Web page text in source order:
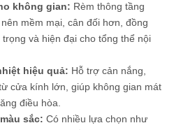
không gian: Rèm thông tầng
mềm mại, cân đối hơn, đồng
và hiện đại cho tổng thể nội
hiệu quả: Hỗ trợ cản nắng,
cửa kính lớn, giúp không gian mát
điều hòa.
sắc: Có nhiều lựa chọn như